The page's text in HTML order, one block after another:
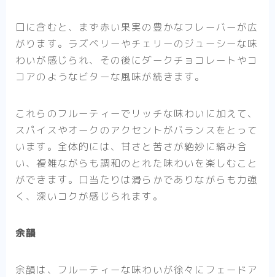
口に含むと、まず赤い果実の豊かなフレーバーが広
がります。ラズベリーやチェリーのジューシーな味
わいが感じられ、その後にダークチョコレートやコ
コアのようなビターな風味が続きます。
これらのフルーティーでリッチな味わいに加えて、
スパイスやオークのアクセントがバランスをとって
います。全体的には、甘さと苦さが絶妙に絡み合
い、複雑ながらも調和のとれた味わいを楽しむこと
ができます。口当たりは滑らかでありながらも力強
く、深いコクが感じられます。
余韻
余韻は、フルーティーな味わいが徐々にフェードア